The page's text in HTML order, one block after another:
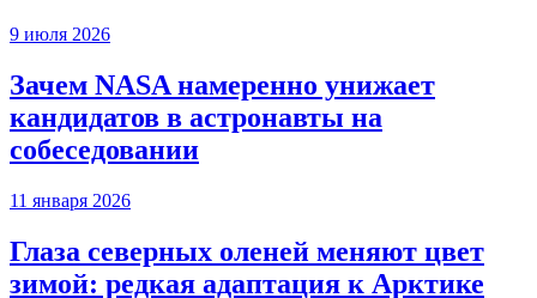
9 июля 2026
Зачем NASA намеренно унижает
кандидатов в астронавты на
собеседовании
11 января 2026
Глаза северных оленей меняют цвет
зимой: редкая адаптация к Арктике